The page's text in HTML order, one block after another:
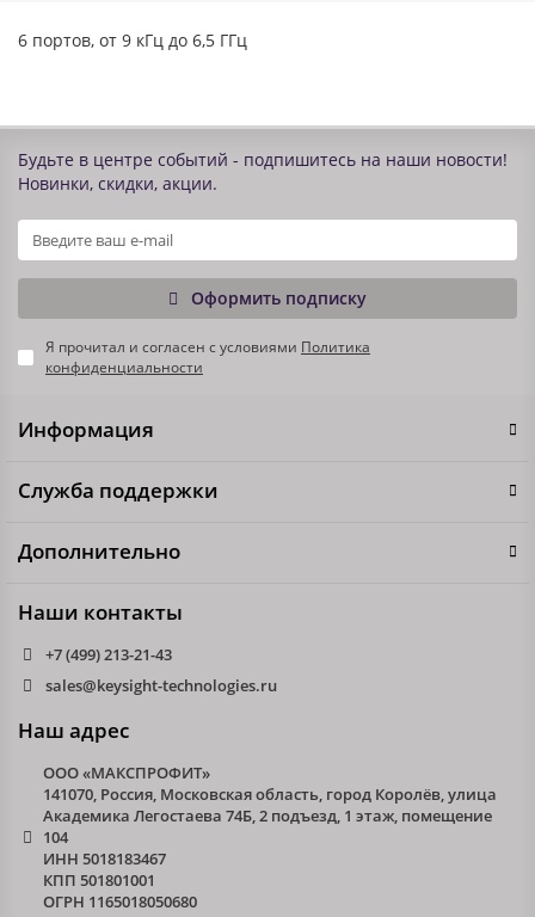
6 портов, от 9 кГц до 6,5 ГГц
Будьте в центре событий - подпишитесь на наши новости!
Новинки, скидки, акции.
Оформить подписку
Я прочитал и согласен с условиями Политика
конфиденциальности
Информация
Служба поддержки
Дополнительно
Наши контакты
+7 (499) 213-21-43
sales@keysight-technologies.ru
Наш адрес
ООО «МАКСПРОФИТ»
141070, Россия, Московская область, город Королёв, улица
Академика Легостаева 74Б, 2 подъезд, 1 этаж, помещение
104
ИНН 5018183467
КПП 501801001
ОГРН 1165018050680